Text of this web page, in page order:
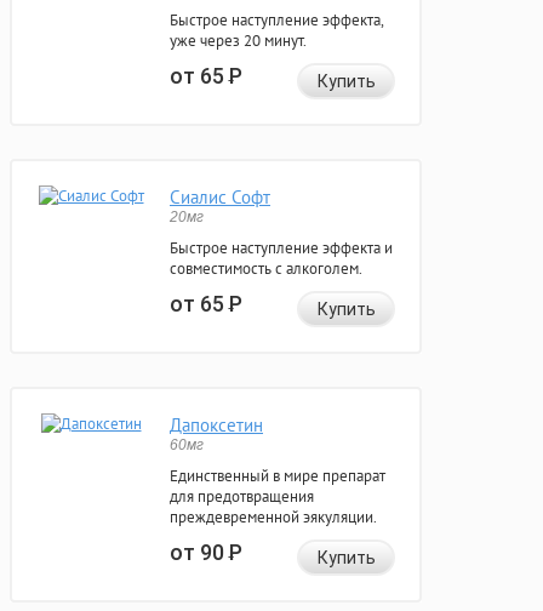
Быстрое наступление эффекта,
уже через 20 минут.
от 65Р Купить
Сиалис Софт
20мг
Быстрое наступление эффекта и
совместимость с алкоголем.
от 65Р Купить
Дапоксетин
60мг
Единственный в мире препарат
для предотвращения
преждевременной эякуляции.
от 90Р Купить